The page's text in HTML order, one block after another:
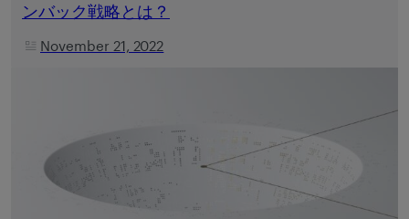
ンバック戦略とは？
November 21, 2022